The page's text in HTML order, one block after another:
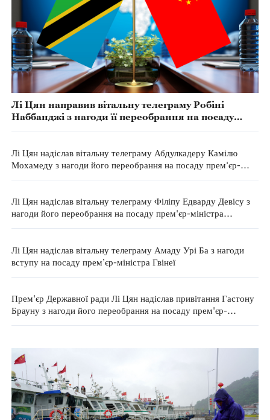
Лі Цян направив вітальну телеграму Робіні
Наббанджі з нагоди її переобрання на посаду
Лі Цян надіслав вітальну телеграму Абдулкадеру Камілю
Мохамеду з нагоди його переобрання на посаду прем'єр-
Лі Цян надіслав вітальну телеграму Філіпу Едварду Девісу з
нагоди його переобрання на посаду прем'єр-міністра
Лі Цян надіслав вітальну телеграму Амаду Урі Ба з нагоди
вступу на посаду прем’єр-міністра Гвінеї
Прем'єр Державної ради Лі Цян надіслав привітання Гастону
Брауну з нагоди його переобрання на посаду прем'єр-